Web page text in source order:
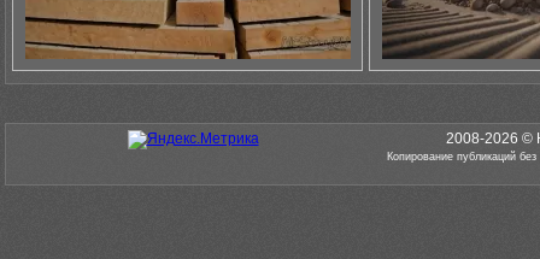
2008-2026 ©
Копирование публикаций